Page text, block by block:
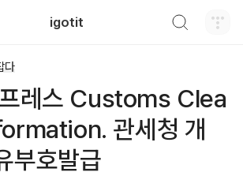
igotit
다
레스 Customs Clea
관세청 개
부호발급